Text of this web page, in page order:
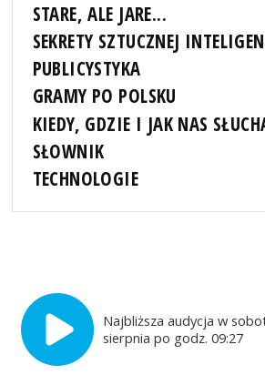
STARE, ALE JARE...
SEKRETY SZTUCZNEJ
PUBLICYSTYKA
GRAMY PO POLSKU
KIEDY, GDZIE I JAK NAS
SŁOWNIK
TECHNOLOGIE
Najbliższa audycja w
sierpnia po godz. 09:27